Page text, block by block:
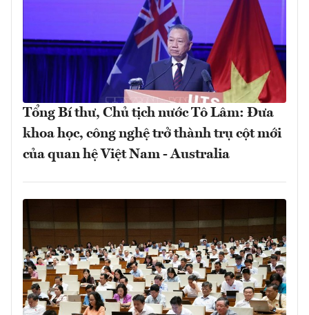
Tổng Bí thư, Chủ tịch nước Tô Lâm: Đưa
khoa học, công nghệ trở thành trụ cột mới
của quan hệ Việt Nam - Australia